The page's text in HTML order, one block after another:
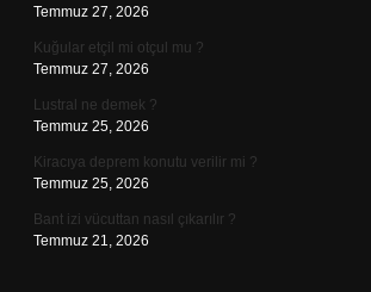
Temmuz 27, 2026
Kuğular etçil mi otçul mu ?
Temmuz 27, 2026
Lustral ne demek ?
Temmuz 25, 2026
Kiracıya deprem konutu verilir mi ?
Temmuz 25, 2026
Bant izi vücuttan nasıl çıkarılır ?
Temmuz 21, 2026